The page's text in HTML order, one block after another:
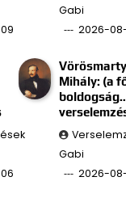
Gabi
2026-
Vörösmarty
Mihály: (a
Gabi
2026-